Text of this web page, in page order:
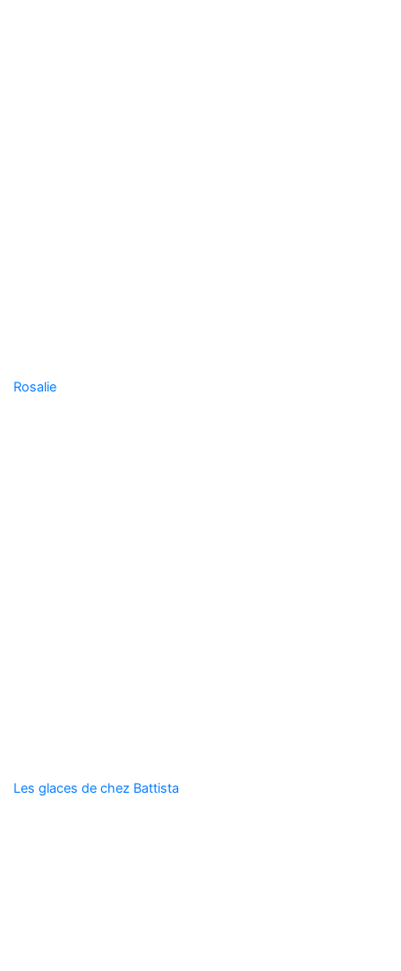
Rosalie
Les glaces de chez Battista